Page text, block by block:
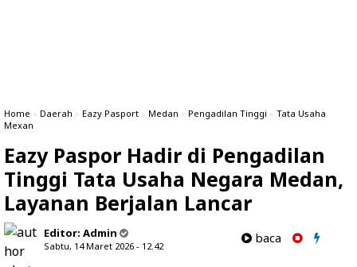
Home » Daerah » Eazy Pasport » Medan » Pengadilan Tinggi » Tata Usaha
Mexan
Eazy Paspor Hadir di Pengadilan
Tinggi Tata Usaha Negara Medan,
Layanan Berjalan Lancar
Editor: Admin
Sabtu, 14 Maret 2026 - 12.42
baca